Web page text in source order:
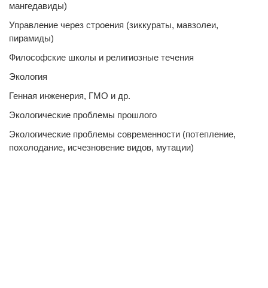
мангедавиды)
Управление через строения (зиккураты, мавзолеи,
пирамиды)
Философские школы и религиозные течения
Экология
Генная инженерия, ГМО и др.
Экологические проблемы прошлого
Экологические проблемы современности (потепление,
похолодание, исчезновение видов, мутации)